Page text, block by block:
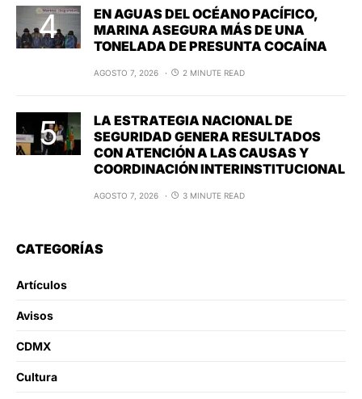
EN AGUAS DEL OCÉANO PACÍFICO,
MARINA ASEGURA MÁS DE UNA
TONELADA DE PRESUNTA COCAÍNA
AGOSTO 7, 2026 2 MINUTE READ
LA ESTRATEGIA NACIONAL DE
SEGURIDAD GENERA RESULTADOS
CON ATENCIÓN A LAS CAUSAS Y
COORDINACIÓN INTERINSTITUCIONAL
AGOSTO 7, 2026 3 MINUTE READ
CATEGORÍAS
Artículos
Avisos
CDMX
Cultura